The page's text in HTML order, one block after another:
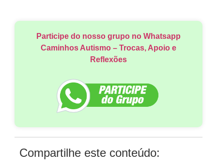
Participe do nosso grupo no Whatsapp
Caminhos Autismo – Trocas, Apoio e
Reflexões
Compartilhe este conteúdo: